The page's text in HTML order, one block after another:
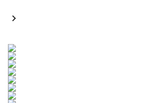
